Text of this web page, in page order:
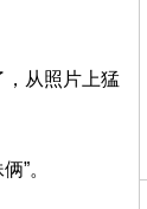
从照片上猛
”。